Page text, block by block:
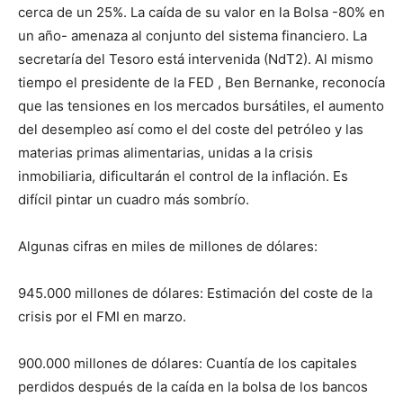
cerca de un 25%. La caída de su valor en la Bolsa -80% en
un año- amenaza al conjunto del sistema financiero. La
secretaría del Tesoro está intervenida (NdT2). Al mismo
tiempo el presidente de la FED , Ben Bernanke, reconocía
que las tensiones en los mercados bursátiles, el aumento
del desempleo así como el del coste del petróleo y las
materias primas alimentarias, unidas a la crisis
inmobiliaria, dificultarán el control de la inflación. Es
difícil pintar un cuadro más sombrío.
Algunas cifras en miles de millones de dólares:
945.000 millones de dólares: Estimación del coste de la
crisis por el FMI en marzo.
900.000 millones de dólares: Cuantía de los capitales
perdidos después de la caída en la bolsa de los bancos